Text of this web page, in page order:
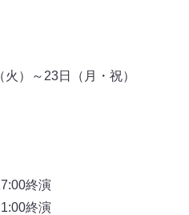
）～23日（月・祝）
終演
終演